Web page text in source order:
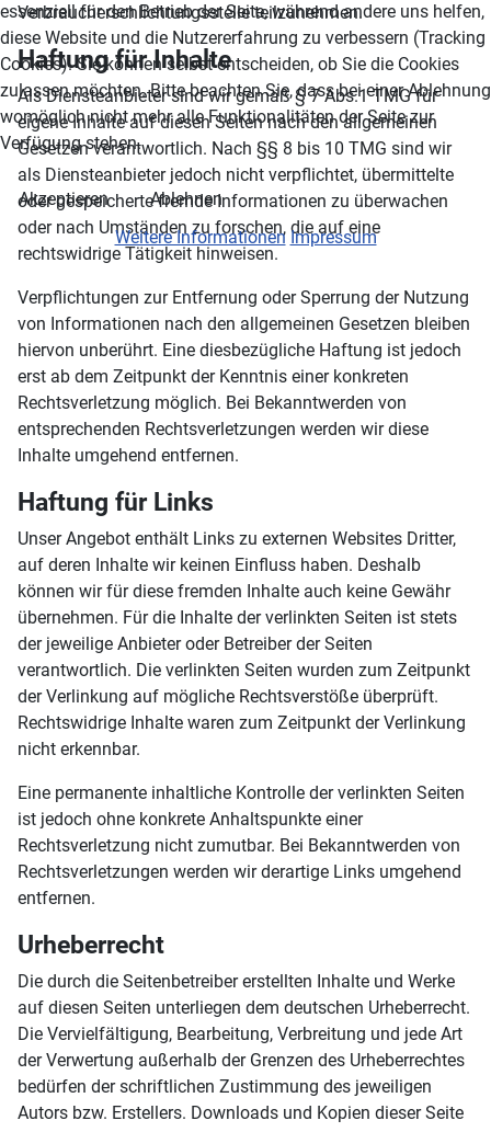
Verbraucherschlichtungsstelle teilzunehmen.
Haftung für Inhalte
Als Diensteanbieter sind wir gemäß § 7 Abs.1 TMG für
eigene Inhalte auf diesen Seiten nach den allgemeinen
Gesetzen verantwortlich. Nach §§ 8 bis 10 TMG sind wir
als Diensteanbieter jedoch nicht verpflichtet, übermittelte
oder gespeicherte fremde Informationen zu überwachen
oder nach Umständen zu forschen, die auf eine
rechtswidrige Tätigkeit hinweisen.
Verpflichtungen zur Entfernung oder Sperrung der Nutzung
von Informationen nach den allgemeinen Gesetzen bleiben
hiervon unberührt. Eine diesbezügliche Haftung ist jedoch
erst ab dem Zeitpunkt der Kenntnis einer konkreten
Rechtsverletzung möglich. Bei Bekanntwerden von
entsprechenden Rechtsverletzungen werden wir diese
Inhalte umgehend entfernen.
Haftung für Links
Unser Angebot enthält Links zu externen Websites Dritter,
auf deren Inhalte wir keinen Einfluss haben. Deshalb
können wir für diese fremden Inhalte auch keine Gewähr
übernehmen. Für die Inhalte der verlinkten Seiten ist stets
der jeweilige Anbieter oder Betreiber der Seiten
verantwortlich. Die verlinkten Seiten wurden zum Zeitpunkt
der Verlinkung auf mögliche Rechtsverstöße überprüft.
Rechtswidrige Inhalte waren zum Zeitpunkt der Verlinkung
nicht erkennbar.
Eine permanente inhaltliche Kontrolle der verlinkten Seiten
ist jedoch ohne konkrete Anhaltspunkte einer
Rechtsverletzung nicht zumutbar. Bei Bekanntwerden von
Rechtsverletzungen werden wir derartige Links umgehend
entfernen.
Urheberrecht
Die durch die Seitenbetreiber erstellten Inhalte und Werke
auf diesen Seiten unterliegen dem deutschen Urheberrecht.
Die Vervielfältigung, Bearbeitung, Verbreitung und jede Art
der Verwertung außerhalb der Grenzen des Urheberrechtes
bedürfen der schriftlichen Zustimmung des jeweiligen
Autors bzw. Erstellers. Downloads und Kopien dieser Seite
essenziell für den Betrieb der Seite, während andere uns helfen,
diese Website und die Nutzererfahrung zu verbessern (Tracking
Cookies). Sie können selbst entscheiden, ob Sie die Cookies
zulassen möchten. Bitte beachten Sie, dass bei einer Ablehnung
womöglich nicht mehr alle Funktionalitäten der Seite zur
Verfügung stehen.
Akzeptieren
Ablehnen
Weitere Informationen Impressum